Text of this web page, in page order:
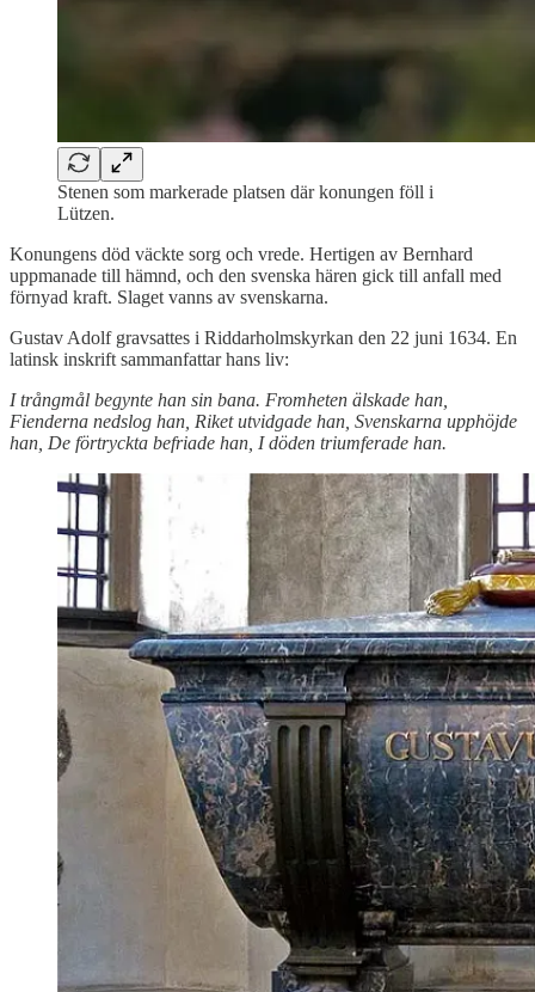
Stenen som markerade platsen där konungen föll i
Lützen.
Konungens död väckte sorg och vrede. Hertigen av Bernhard
uppmanade till hämnd, och den svenska hären gick till anfall med
förnyad kraft. Slaget vanns av svenskarna.
Gustav Adolf gravsattes i Riddarholmskyrkan den 22 juni 1634. En
latinsk inskrift sammanfattar hans liv:
I trångmål begynte han sin bana. Fromheten älskade han,
Fienderna nedslog han, Riket utvidgade han, Svenskarna upphöjde
han, De förtryckta befriade han, I döden triumferade han.